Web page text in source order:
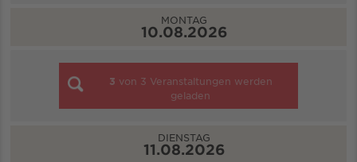
MONTAG
10.08.2026
3 von 3 Veranstaltungen werden
geladen
DIENSTAG
11.08.2026